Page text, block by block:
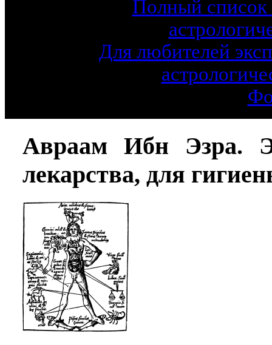
Полный список
Для любителей
Авраам Ибн Эзра.
лекарства, для